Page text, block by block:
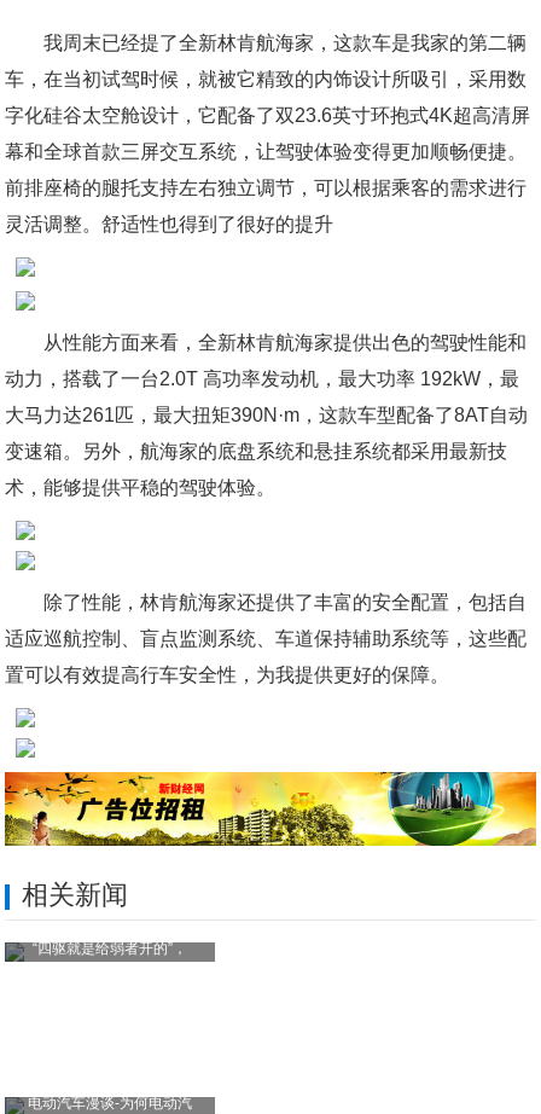
我周末已经提了全新林肯航海家，这款车是我家的第二辆
车，在当初试驾时候，就被它精致的内饰设计所吸引，采用数
字化硅谷太空舱设计，它配备了双23.6英寸环抱式4K超高清屏
幕和全球首款三屏交互系统，让驾驶体验变得更加顺畅便捷。
前排座椅的腿托支持左右独立调节，可以根据乘客的需求进行
灵活调整。舒适性也得到了很好的提升
从性能方面来看，全新林肯航海家提供出色的驾驶性能和
动力，搭载了一台2.0T 高功率发动机，最大功率 192kW，最
大马力达261匹，最大扭矩390N·m，这款车型配备了8AT自动
变速箱。另外，航海家的底盘系统和悬挂系统都采用最新技
术，能够提供平稳的驾驶体验。
除了性能，林肯航海家还提供了丰富的安全配置，包括自
适应巡航控制、盲点监测系统、车道保持辅助系统等，这些配
置可以有效提高行车安全性，为我提供更好的保障。
相关新闻
“四驱就是给弱者开的”，
电动汽车漫谈-为何电动汽